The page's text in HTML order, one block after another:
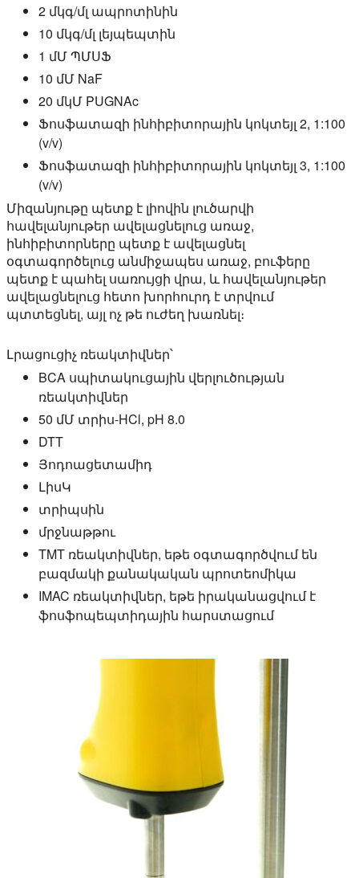
2 մկգ/մլ ապրոտինին
10 մկգ/մլ լեյպեպտին
1 մՄ ՊՄՍՖ
10 մՄ NaF
20 մկՄ PUGNAc
Ֆոսֆատազի ինհիբիտորային կոկտեյլ 2, 1:100
(v/v)
Ֆոսֆատազի ինհիբիտորային կոկտեյլ 3, 1:100
(v/v)
Միզանյութը պետք է լիովին լուծարվի
հավելանյութեր ավելացնելուց առաջ,
ինհիբիտորները պետք է ավելացնել
օգտագործելուց անմիջապես առաջ, բուֆերը
պետք է պահել սառույցի վրա, և հավելանյութեր
ավելացնելուց հետո խորհուրդ է տրվում
պտտեցնել, այլ ոչ թե ուժեղ խառնել։
Լրացուցիչ ռեակտիվներ՝
BCA սպիտակուցային վերլուծության
ռեակտիվներ
50 մՄ տրիս-HCl, pH 8.0
DTT
Յոդոացետամիդ
ԼիսԿ
տրիպսին
մրջնաթթու
TMT ռեակտիվներ, եթե օգտագործվում են
բազմակի քանակական պրոտեոմիկա
IMAC ռեակտիվներ, եթե իրականացվում է
ֆոսֆոպեպտիդային հարստացում